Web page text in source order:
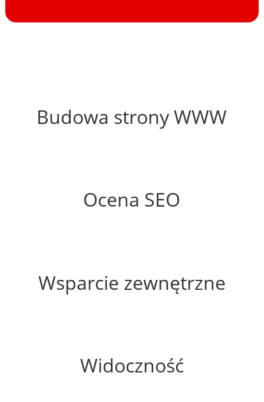
Budowa strony WWW
Ocena SEO
Wsparcie zewnętrzne
Widoczność